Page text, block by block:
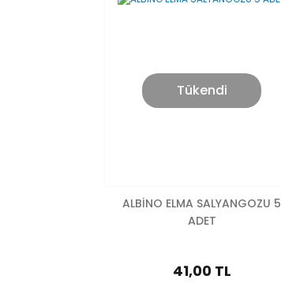
Tükendi
ALBİNO ELMA SALYANGOZU 5
ADET
41,00 TL